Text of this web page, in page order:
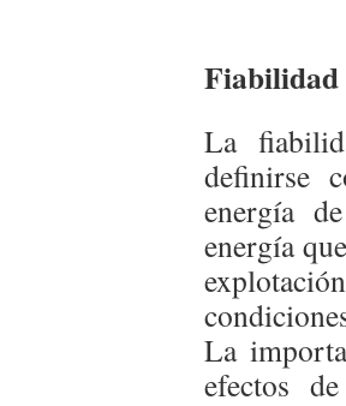
Fiabilidad
La
definirse
energía
energía
La
efectos